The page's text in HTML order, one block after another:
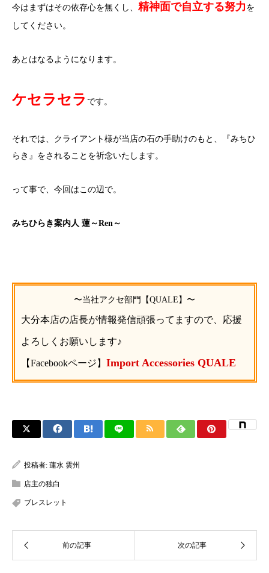
今はまずはその依存心を無くし、 精神面で自立する努力 を
してください。
あとはなるようになります。
ケセラセラ です。
それでは、クライアント様が当店の石の手助けのもと、『みちひ
らき』をされることを祈念いたします。
って事で、今回はこの辺で。
みちひらき案内人 蓮～Ren～
〜当社アクセ部門【QUALE】〜
大分本店の店長が情報発信頑張ってますので、応援
よろしくお願いします♪
【Facebookページ】 Import Accessories QUALE
投稿者: 蓮水 雲州
店主の独白
ブレスレット